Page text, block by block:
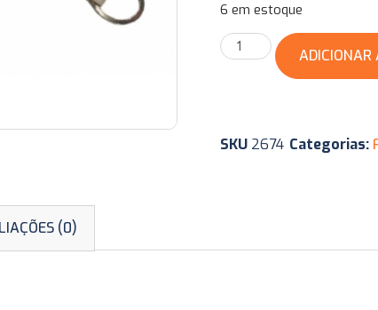
6 em estoque
ADICIONAR
SKU 2674 Categorias:
(0)